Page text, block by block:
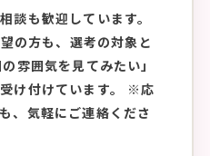
談も歓迎しています。
の方も、選考の対象と
雰囲気を見てみたい」
け付けています。 ※応
、気軽にご連絡くださ